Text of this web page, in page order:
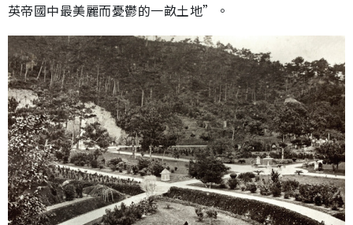
英帝國中最美麗而憂鬱的一畝土地”。